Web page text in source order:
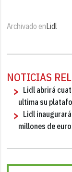
Archivado enLidl
NOTICIAS
Lidl abrirá
ultima su
Lidl
millones de